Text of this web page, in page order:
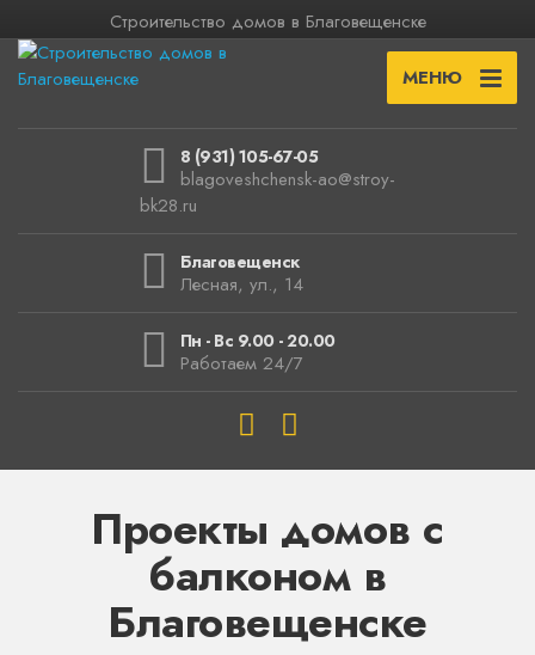
Строительство домов в Благовещенске
МЕНЮ
8 (931) 105-67-05
blagoveshchensk-ao@stroy-
bk28.ru
Благовещенск
Лесная, ул., 14
Пн - Вс 9.00 - 20.00
Работаем 24/7
Проекты домов с
балконом в
Благовещенске